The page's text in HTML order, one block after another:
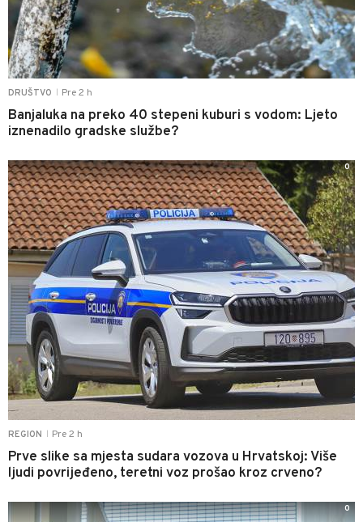
DRUŠTVO Pre 2 h
Banjaluka na preko 40 stepeni kuburi s vodom: Ljeto
iznenadilo gradske službe?
REGION Pre 2 h
Prve slike sa mjesta sudara vozova u Hrvatskoj: Više
ljudi povrijeđeno, teretni voz prošao kroz crveno?
0
0